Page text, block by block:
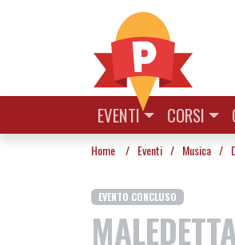
EVENTI CORSI
Home / Eventi / Musica /
EVENTO CONCLUSO